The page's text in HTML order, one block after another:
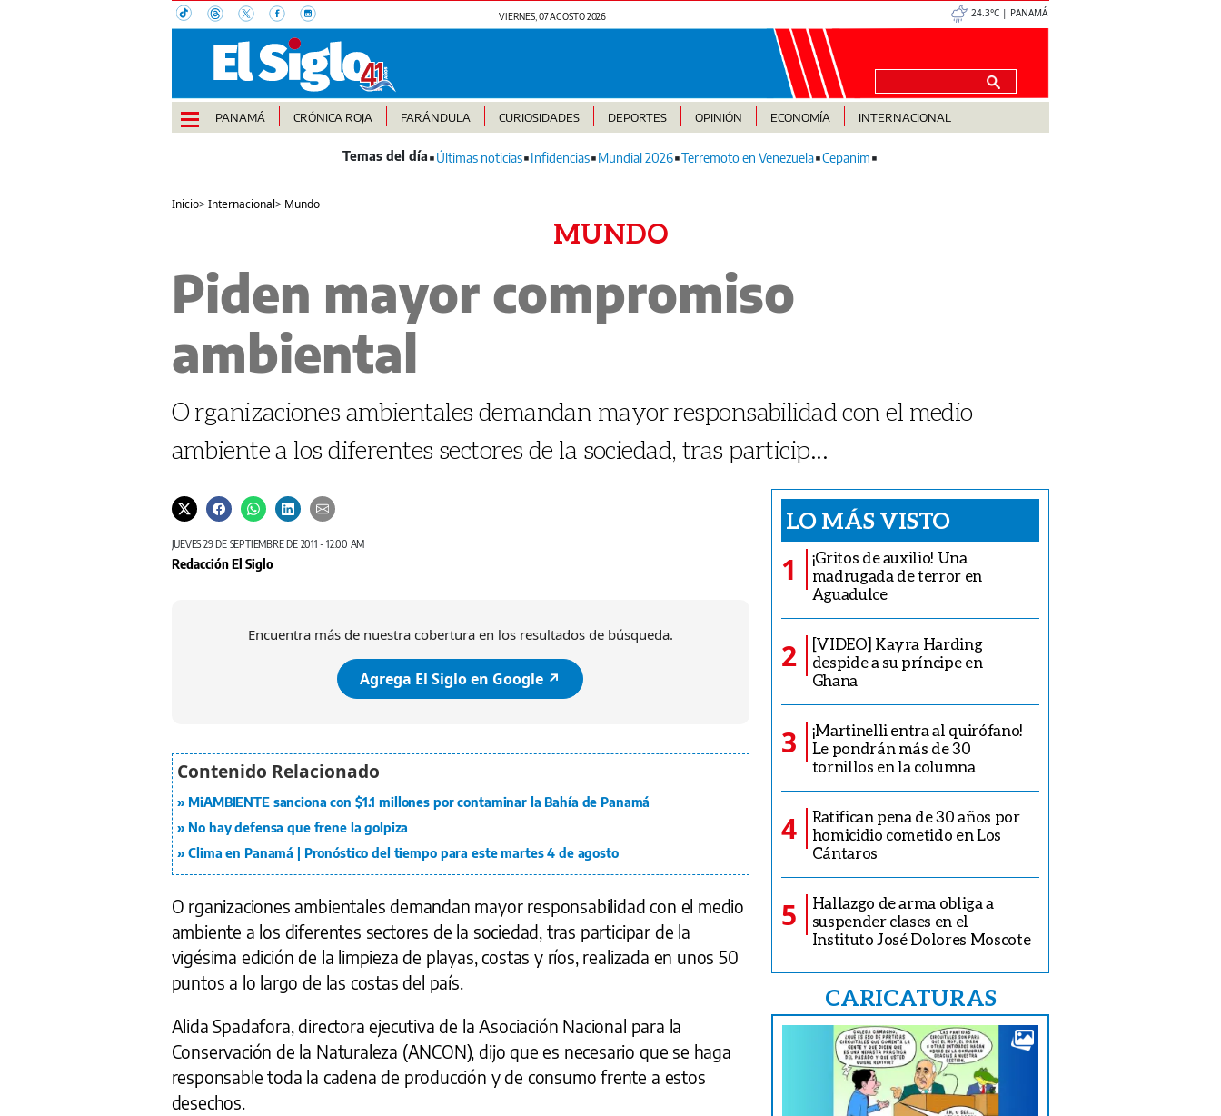
VIERNES, 07 AGOSTO 2026 24.3°C | PANAMÁ
PANAMÁ CRÓNICA ROJA FARÁNDULA CURIOSIDADES DEPORTES OPINIÓN ECONOMÍA INTERNACIONAL
Últimas noticias Infidencias Mundial 2026 Terremoto en Venezuela Cepanim
Inicio>Internacional> Mundo
MUNDO
Piden mayor compromiso
ambiental
O rganizaciones ambientales demandan mayor responsabilidad con el medio
ambiente a los diferentes sectores de la sociedad, tras particip...
JUEVES 29 DE SEPTIEMBRE DE 2011 - 12:00 AM
Redacción El Siglo
Encuentra más de nuestra cobertura en los resultados de búsqueda.
Agrega El Siglo en Google ↗️
MiAMBIENTE sanciona con $1.1 millones por contaminar la Bahía de Panamá
No hay defensa que frene la golpiza
Clima en Panamá | Pronóstico del tiempo para este martes 4 de agosto
O rganizaciones ambientales demandan mayor responsabilidad con el medio
ambiente a los diferentes sectores de la sociedad, tras participar de la
vigésima edición de la limpieza de playas, costas y ríos, realizada en unos 50
puntos a lo largo de las costas del país.
Alida Spadafora, directora ejecutiva de la Asociación Nacional para la
Conservación de la Naturaleza (ANCON), dijo que es necesario que se haga
responsable toda la cadena de producción y de consumo frente a estos
desechos.
LO MÁS VISTO
1
¡Gritos de auxilio! Una
madrugada de terror en
Aguadulce
2
[VIDEO] Kayra Harding
despide a su príncipe en
Ghana
3
¡Martinelli entra al quirófano!
Le pondrán más de 30
tornillos en la columna
4
Ratifican pena de 30 años por
homicidio cometido en Los
Cántaros
5
Hallazgo de arma obliga a
suspender clases en el
Instituto José Dolores Moscote
CARICATURAS